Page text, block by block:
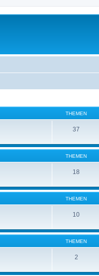
THEMEN
37
THEMEN
18
THEMEN
10
THEMEN
2